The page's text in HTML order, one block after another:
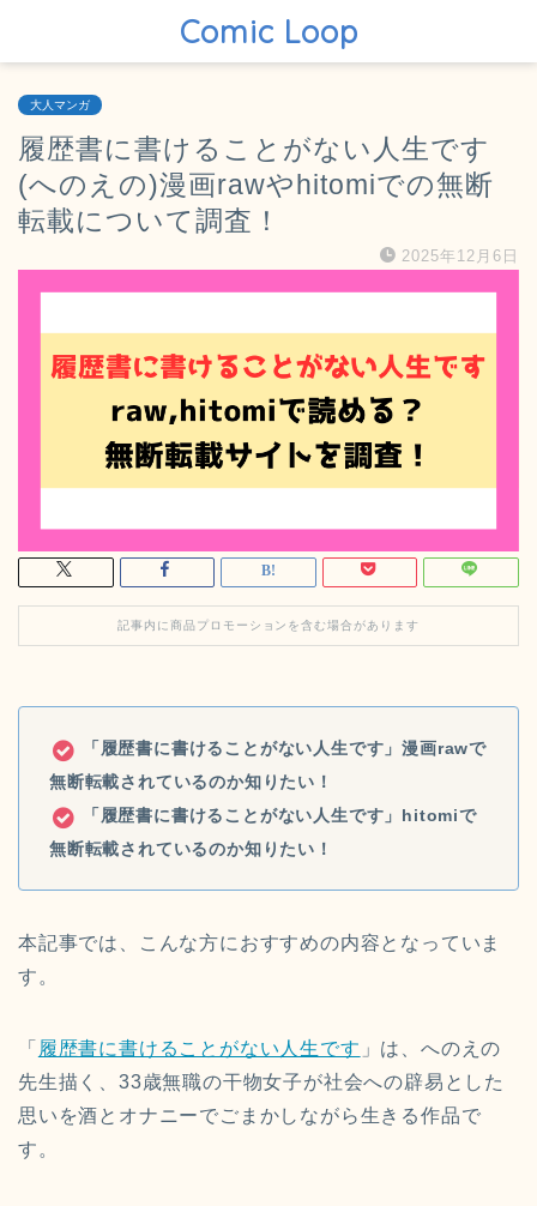
Comic Loop
大人マンガ
履歴書に書けることがない人生です
(へのえの)漫画rawやhitomiでの無断
転載について調査！
2025年12月6日
記事内に商品プロモーションを含む場合があります
「履歴書に書けることがない人生です」漫画rawで
無断転載されているのか知りたい！
「履歴書に書けることがない人生です」hitomiで
無断転載されているのか知りたい！
本記事では、こんな方におすすめの内容となっていま
す。
「 履歴書に書けることがない人生です 」は、へのえの
先生描く、33歳無職の干物女子が社会への辟易とした
思いを酒とオナニーでごまかしながら生きる作品で
す。